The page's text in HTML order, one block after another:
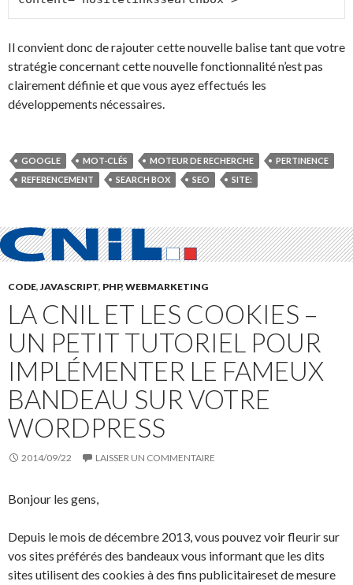
Il convient donc de rajouter cette nouvelle balise tant que votre
stratégie concernant cette nouvelle fonctionnalité n’est pas
clairement définie et que vous ayez effectués les
développements nécessaires.
GOOGLE MOT-CLÉS MOTEUR DE RECHERCHE
PERTINENCE
REFERENCEMENT
SEARCH BOX SEO SITE:
CODE,JAVASCRIPT, PHP, WEBMARKETING
LA CNIL ET LES COOKIES –
UN PETIT TUTORIEL POUR
IMPLÉMENTER LE FAMEUX
BANDEAU SUR VOTRE
WORDPRESS
2014/09/22 LAISSER UN COMMENTAIRE
Bonjour les gens,
Depuis le mois de décembre 2013, vous pouvez voir fleurir sur
vos sites préférés des bandeaux vous informant que les dits
sites utilisent des cookies à des fins publicitaireset de mesure